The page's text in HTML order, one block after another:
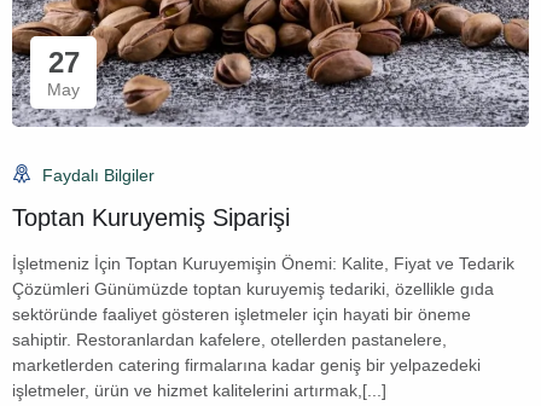
27
May
Faydalı Bilgiler
Toptan Kuruyemiş Siparişi
İşletmeniz İçin Toptan Kuruyemişin Önemi: Kalite, Fiyat ve Tedarik
Çözümleri Günümüzde toptan kuruyemiş tedariki, özellikle gıda
sektöründe faaliyet gösteren işletmeler için hayati bir öneme
sahiptir. Restoranlardan kafelere, otellerden pastanelere,
marketlerden catering firmalarına kadar geniş bir yelpazedeki
işletmeler, ürün ve hizmet kalitelerini artırmak,[...]